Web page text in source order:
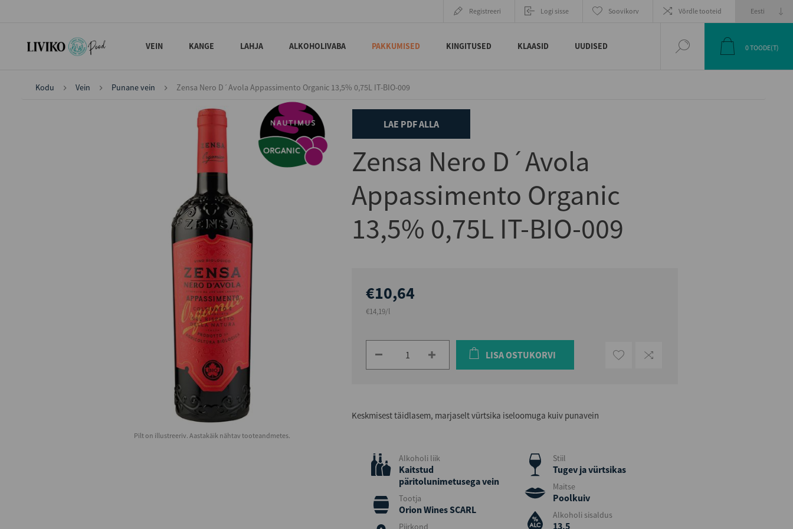
Registreeri Logi sisse Soovikorv Võrdle tooteid
VEIN KANGE LAHJA ALKOHOLIVABA PAKKUMISED KINGITUSED KLAASID UUDISED 0TOODE(T)
Kodu Vein Punane vein Zensa Nero D´Avola Appassimento Organic 13,5% 0,75L IT-BIO-009
EELMINEJÄRGMINE
Pilt on illustreeriv. Aastakäik nähtav tooteandmetes.
LAE PDF ALLA
Zensa Nero D´Avola
Appassimento Organic
13,5% 0,75L IT-BIO-009
€10,64
€14,19/l
LISA OSTUKORVI
Keskmisest täidlasem, marjaselt vürtsika iseloomuga kuiv punavein
Alkoholi liik
Kaitstud
päritolunimetusega vein
Tootja
Orion Wines SCARL
Piirkond
Stiil
Tugev ja vürtsikas
Maitse
Poolkuiv
Alkoholi sisaldus
13,5